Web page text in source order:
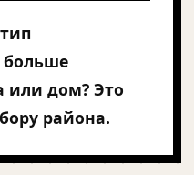
или дом? Это
района.